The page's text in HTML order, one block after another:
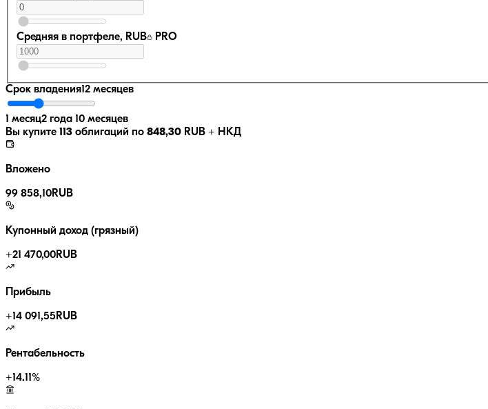
Средняя в портфеле, RUB PRO
Срок владения12 месяцев
1 месяц2 года 10 месяцев
Вы купите 113 облигаций по 848,30 RUB + НКД
Вложено
99 858,10RUB
Купонный доход (грязный)
+21 470,00RUB
Прибыль
+14 091,55 RUB
Рентабельность
+14.11%